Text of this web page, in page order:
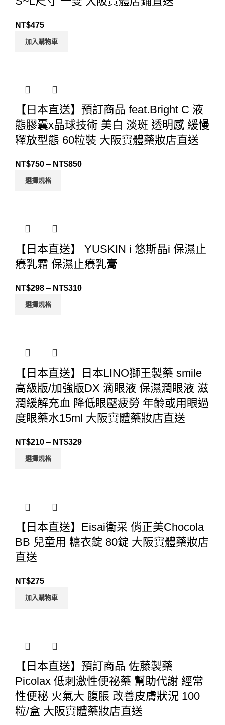
NT$475
加入購物車
【日本直送】預訂商品 feat.Bright C 液
態膠囊x晶球技術 美白 淡斑 透明感 緩慢
釋放型態 60粒裝 大阪實體藥妝店直送
NT$750 – NT$850
選擇規格
【日本直送】 YUSKIN i 悠斯晶i 保濕止
癢乳霜 保濕止癢乳膏
NT$298 – NT$310
選擇規格
【日本直送】日本LINO獅王製藥 smile
高級版/加強版DX 滴眼液 保濕潤眼液 滋
潤緩解充血 降低眼壓疲勞 年齡或用眼過
度眼藥水15ml 大阪實體藥妝店直送
NT$210 – NT$329
選擇規格
【日本直送】Eisai衛采 俏正美Chocola
BB 兒童用 糖衣錠 80錠 大阪實體藥妝店
直送
NT$275
加入購物車
【日本直送】預訂商品 佐藤製藥
Picolax 低刺激性便祕藥 幫助代謝 經常
性便秘 火氣大 腹脹 改善皮膚狀況 100
粒/盒 大阪實體藥妝店直送